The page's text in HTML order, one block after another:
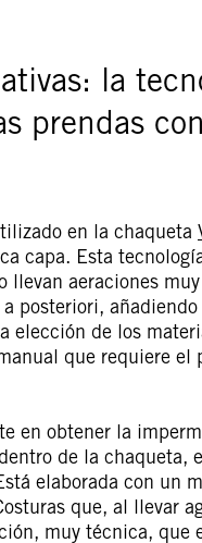
la
prendas
en la chaqueta
capa. Esta
llevan aeraciones
posteriori,
elección de los
que requiere
en obtener la
de la
elaborada con un
que, al llevar
muy técnica, que